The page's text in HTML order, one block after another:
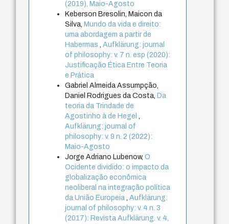
(2019), Maio-Agosto
Keberson Bresolin, Maicon da
Silva, Mundo da vida e direito:
uma abordagem a partir de
Habermas,Aufklärung: journal
of philosophy: v. 7 n. esp (2020):
Justificação Ética Entre Teoria
e Prática
Gabriel Almeida Assumpção,
Daniel Rodrigues da Costa, Da
teoria da Trindade de
Agostinho à de Hegel,
Aufklärung: journal of
philosophy: v. 9 n. 2 (2022):
Maio-Agosto
Jorge Adriano Lubenow,O
Ocidente dividido: o impacto da
globalização econômica
neoliberal na integração política
da União Europeia,Aufklärung:
journal of philosophy: v. 4 n. 3
(2017): Revista Aufklärung. v. 4,